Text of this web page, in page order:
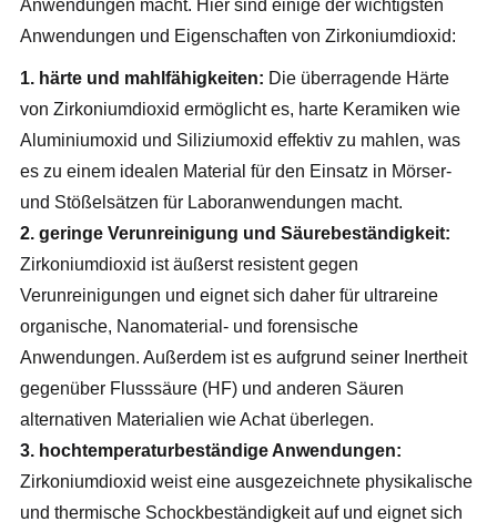
Anwendungen macht. Hier sind einige der wichtigsten
Anwendungen und Eigenschaften von Zirkoniumdioxid:
1. härte und mahlfähigkeiten: Die überragende Härte
von Zirkoniumdioxid ermöglicht es, harte Keramiken wie
Aluminiumoxid und Siliziumoxid effektiv zu mahlen, was
es zu einem idealen Material für den Einsatz in Mörser-
und Stößelsätzen für Laboranwendungen macht.
2. geringe Verunreinigung und Säurebeständigkeit:
Zirkoniumdioxid ist äußerst resistent gegen
Verunreinigungen und eignet sich daher für ultrareine
organische, Nanomaterial- und forensische
Anwendungen. Außerdem ist es aufgrund seiner Inertheit
gegenüber Flusssäure (HF) und anderen Säuren
alternativen Materialien wie Achat überlegen.
3. hochtemperaturbeständige Anwendungen:
Zirkoniumdioxid weist eine ausgezeichnete physikalische
und thermische Schockbeständigkeit auf und eignet sich